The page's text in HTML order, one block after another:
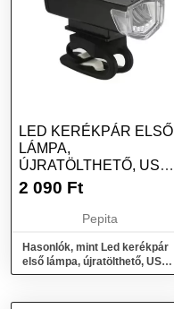
LED KERÉKPÁR ELSŐ
LÁMPA,
ÚJRATÖLTHETŐ, USB
TÁPKÁBEL, FEKETE
2 090 Ft
Pepita
Hasonlók, mint Led kerékpár
első lámpa, újratölthető, USB
tápkábel, fekete